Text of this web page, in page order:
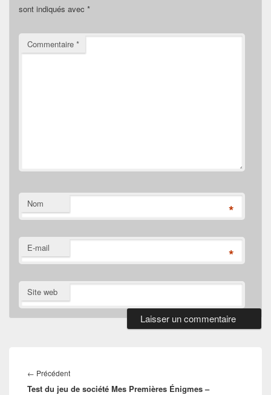
sont indiqués avec *
Commentaire *
Nom *
E-mail *
Site web
de
l’article
← PrécédentArticle
précédent :
Test du jeu de société Mes Premières Énigmes –